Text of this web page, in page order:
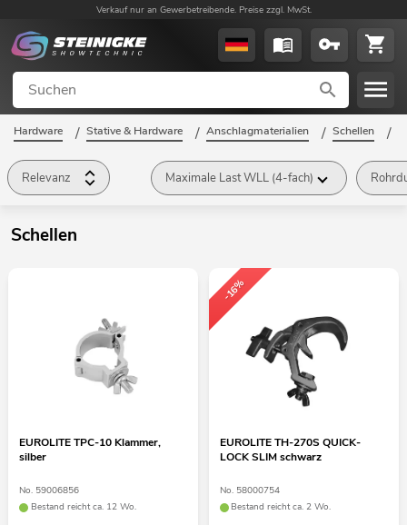
Verkauf nur an Gewerbetreibende. Preise zzgl. MwSt.
Hardware / Stative & Hardware / Anschlagmaterialien / Schellen /
Relevanz Maximale Last WLL (4-fach)
Schellen
EUROLITE TPC-10 Klammer,
silber
No. 59006856
Bestand reicht ca. 12 Wo.
-16%
EUROLITE TH-270S QUICK-
LOCK SLIM schwarz
No. 58000754
Bestand reicht ca. 2 Wo.